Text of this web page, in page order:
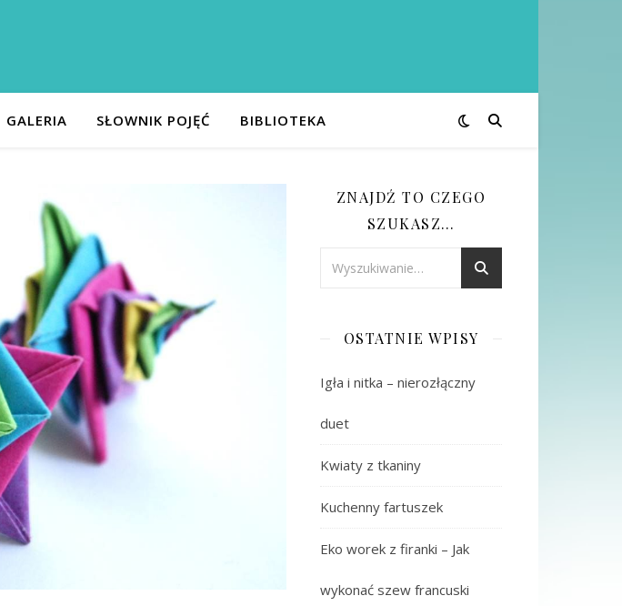
GALERIA SŁOWNIK POJĘĆ BIBLIOTEKA
ZNAJDŹ TO CZEGO
SZUKASZ…
OSTATNIE WPISY
Igła i nitka – nierozłączny
duet
Kwiaty z tkaniny
Kuchenny fartuszek
Eko worek z firanki – Jak
wykonać szew francuski